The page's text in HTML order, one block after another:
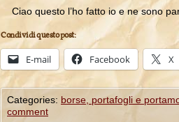
Ciao questo l’ho fatto io e ne sono
Condividi questo post:
E-mail Facebook X
Categories: borse, portafogli e
comment